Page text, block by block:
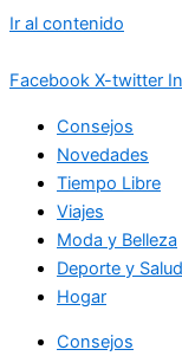
Ir al contenido
Facebook X-twitter
Consejos
Novedades
Tiempo Libre
Viajes
Moda y Belleza
Deporte y Salud
Hogar
Consejos